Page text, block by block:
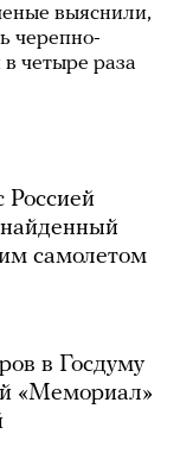
выяснили,
черепно-
четыре раза
Россией
найденный
самолетом
в Госдуму
«Мемориал»